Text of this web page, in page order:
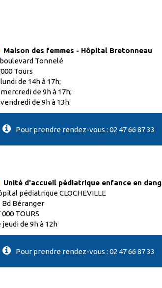
Maison des femmes - Hôpital Bretonneau
boulevard Tonnelé
Tours
de 14h à 17h;
de 9h à 17h;
de 9h à 13h.
Pour prendre rendez-vous : 02 47 66 87 33
Unité d'accueil pédiatrique enfance en
pédiatrique CLOCHEVILLE
Bd Béranger
000 TOURS
jeudi de 9h à 12h
Pour prendre rendez-vous : 02 47 66 87 33